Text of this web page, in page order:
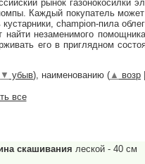
рынок газонокосилки
Каждый покупатель
champion-пила
незаменимого
его в приглядном
▼ убыв), наименованию ( ▲ возр
все
скашивания леской - 40 см